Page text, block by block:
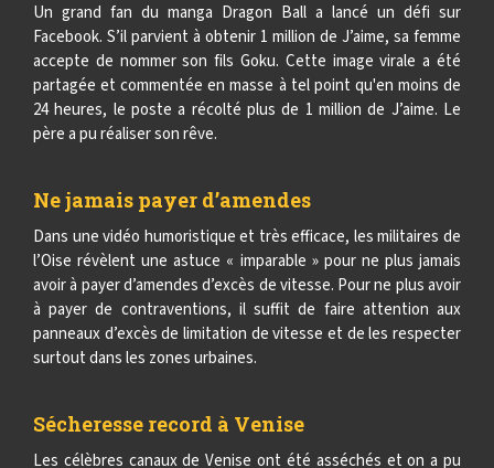
Un grand fan du manga Dragon Ball a lancé un défi sur
Facebook. S’il parvient à obtenir 1 million de J’aime, sa femme
accepte de nommer son fils Goku. Cette image virale a été
partagée et commentée en masse à tel point qu'en moins de
24 heures, le poste a récolté plus de 1 million de J’aime. Le
père a pu réaliser son rêve.
Ne jamais payer d’amendes
Dans une vidéo humoristique et très efficace, les militaires de
l’Oise révèlent une astuce « imparable » pour ne plus jamais
avoir à payer d’amendes d’excès de vitesse. Pour ne plus avoir
à payer de contraventions, il suffit de faire attention aux
panneaux d’excès de limitation de vitesse et de les respecter
surtout dans les zones urbaines.
Sécheresse record à Venise
Les célèbres canaux de Venise ont été asséchés et on a pu